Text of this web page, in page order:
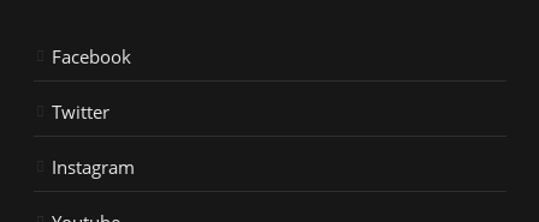
Facebook
Twitter
Instagram